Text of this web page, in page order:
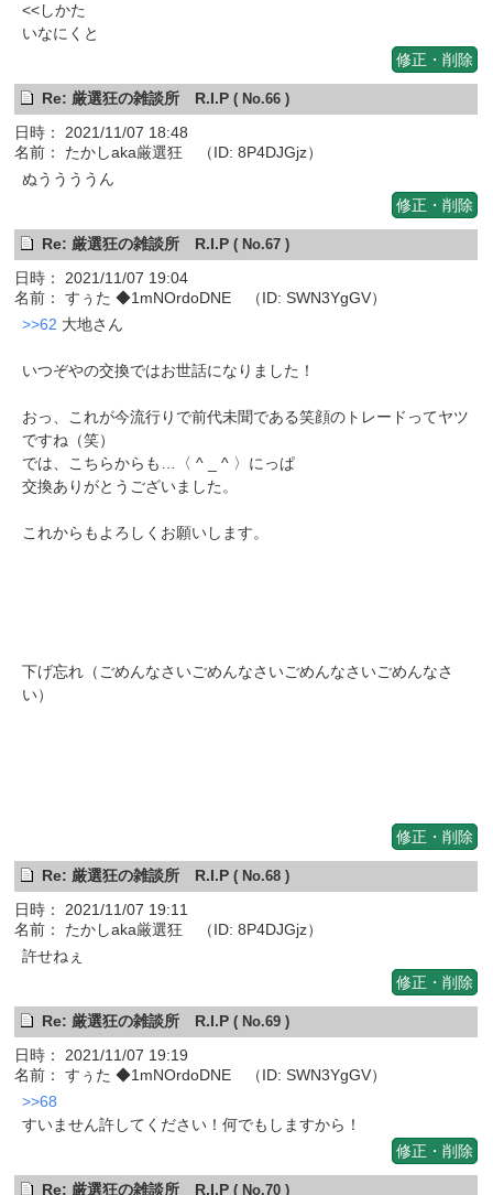
<<しかた
いなにくと
修正・削除
Re: 厳選狂の雑談所 R.I.P( No.66 )
日時： 2021/11/07 18:48
名前： たかしaka厳選狂 （ID: 8P4DJGjz）
ぬううううん
修正・削除
Re: 厳選狂の雑談所 R.I.P( No.67 )
日時： 2021/11/07 19:04
名前： すぅた ◆1mNOrdoDNE （ID: SWN3YgGV）
>>62 大地さん
いつぞやの交換ではお世話になりました！
おっ、これが今流行りで前代未聞である笑顔のトレードってヤツ
ですね（笑）
では、こちらからも…〈 ^ _ ^ 〉にっぱ
交換ありがとうございました。
これからもよろしくお願いします。
下げ忘れ（ごめんなさいごめんなさいごめんなさいごめんなさ
い）
修正・削除
Re: 厳選狂の雑談所 R.I.P( No.68 )
日時： 2021/11/07 19:11
名前： たかしaka厳選狂 （ID: 8P4DJGjz）
許せねぇ
修正・削除
Re: 厳選狂の雑談所 R.I.P( No.69 )
日時： 2021/11/07 19:19
名前： すぅた ◆1mNOrdoDNE （ID: SWN3YgGV）
>>68
すいません許してください！何でもしますから！
修正・削除
Re: 厳選狂の雑談所 R.I.P( No.70 )